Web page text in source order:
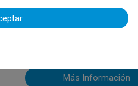
Stertil Koni
Más Información